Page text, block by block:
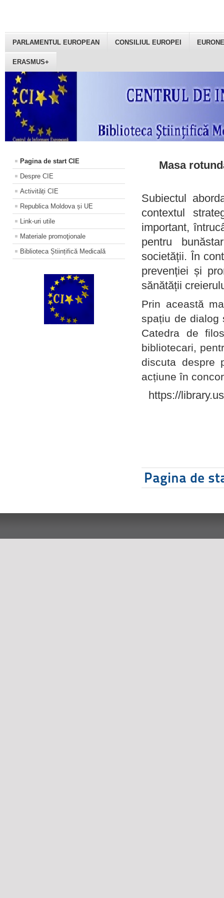
PARLAMENTUL EUROPEAN CONSILIUL EUROPEI
ERASMUS+
Pagina de start CIE
Despre CIE
Activități CIE
Republica Moldova și UE
Link-uri utile
Materiale promoţionale
Biblioteca Științifică Medicală
Masa
Subiectul
contextul
important,
pentru
societății. În
prevenției și
sănătății
Prin această
spațiu de dialog
Catedra de
bibliotecari,
discuta despre
acțiune în
https://
Pagina de